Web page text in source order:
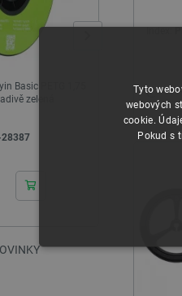
Basic PETG 1,75
zelená
Krabice
HMI pro
Index:
Tyto
webových
cookie.
Pokud s
NEZBYTNĚ